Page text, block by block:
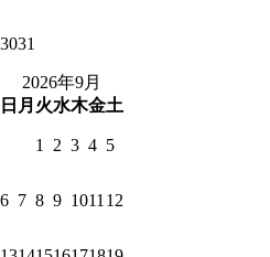
3031
2026年9月
日 月 火水木金土
1 2 3 4 5
6 7 8 9 1011 12